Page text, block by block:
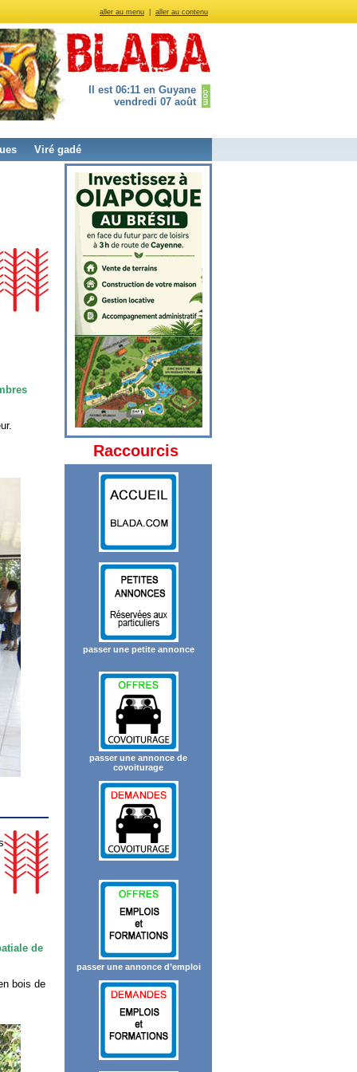
aller au menu aller au contenu
Il est 06:11 en Guyane
vendredi 07 août
Viré gadé
de
bois de
Raccourcis
passer une petite annonce
passer une annonce de
covoiturage
passer une annonce d’emploi